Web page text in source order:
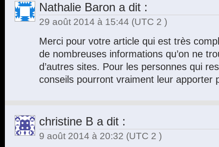
Nathalie Baron a dit :
29 août 2014 à 15:44 (UTC 2 )
Merci pour votre article qui est très
de nombreuses informations qu’on ne
d’autres sites. Pour les personnes qui
conseils pourront vraiment leur apporter
christine B a dit :
9 août 2014 à 20:32 (UTC 2 )